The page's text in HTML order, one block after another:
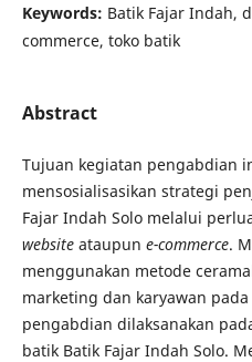
Keywords: Batik Fajar Indah,
commerce, toko batik
Abstract
Tujuan kegiatan pengabdian
mensosialisasikan strategi
Fajar Indah Solo melalui
websiteataupun e-commerce.
menggunakan metode
marketing dan karyawan
pengabdian dilaksanakan
batik Batik Fajar Indah Solo.